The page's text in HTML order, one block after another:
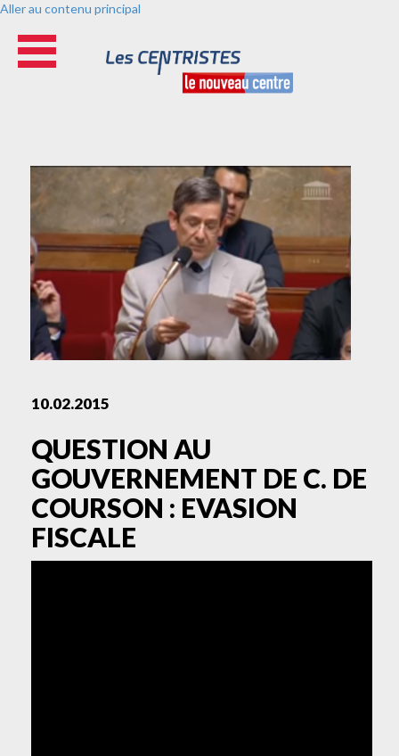
Aller au contenu principal
10.02.2015
QUESTION AU
GOUVERNEMENT DE C. DE
COURSON : EVASION
FISCALE